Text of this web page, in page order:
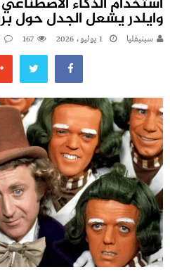
وايلدر يشعل الجدل حول
سينيفليا 1 يوليو، 2026 167